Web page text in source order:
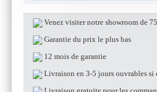
Venez visiter notre showroom de
Garantie du prix le plus bas
12 mois de garantie
Livraison en 3-5 jours ouvrables si